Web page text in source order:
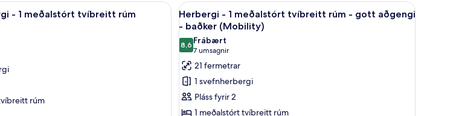
stórt
tvíbreitt
rúm
Deluxe-herbergi - 1 meðalstórt tvíbreitt rúm | Öryggishólf í herbergi, skrifborð, vinnuaðstaða fyrir fartölvur
- 1 meðalstórt tvíbreitt rúm
rúm
Skoða
allar
myndir
fyrir
Herbergi
-
meðalstórt
Öryggishólf í herbergi, skrifborð,
4
Herbergi - 1 meðalstórt tvíbreitt rúm - gott aðgengi
- baðker (Mobility)
8,68,6 af 10
Frábært
7 umsagnir
(7
umsagnir)
21 fermetrar
1 svefnherbergi
Pláss fyrir 2
1 meðalstórt tvíbreitt rúm